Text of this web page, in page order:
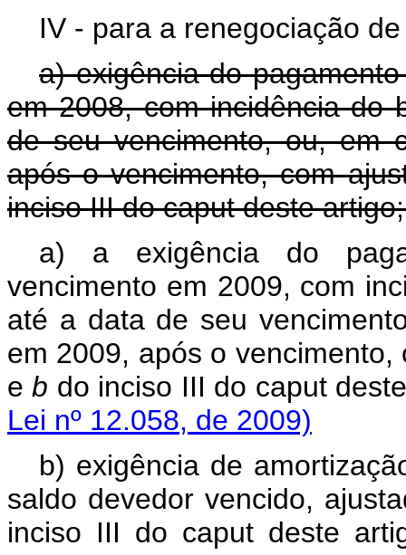
IV - para a renegociação
a) exigência do
em 2008, com incidência do
de seu vencimento, ou, em
após o vencimento, com
inciso III docaputdeste
a) a exigência do
vencimento em 2009, com
até a data de seu
em 2009, após o
eb do inciso III do caput
Lei nº 12.058, de 2009)
b) exigência de
saldo devedor vencido,
inciso III do caput deste